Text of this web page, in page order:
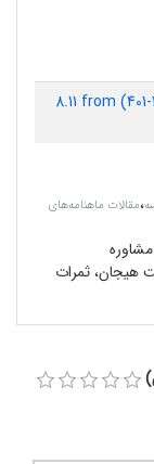
8.11 from
،مقالات ماهنامه‌های
هیجان، ثمرات